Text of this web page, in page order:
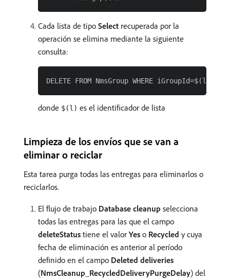
Cada lista de tipo Select recuperada por la
operación se elimina mediante la siguiente
consulta:
donde $(l) es el identificador de lista
Limpieza de los envíos que se van a
eliminar o reciclar
Esta tarea purga todas las entregas para eliminarlos o
reciclarlos.
El flujo de trabajo Database cleanup selecciona
todas las entregas para las que el campo
deleteStatus tiene el valor Yes o Recycled y cuya
fecha de eliminación es anterior al período
definido en el campo Deleted deliveries
(NmsCleanup_RecycledDeliveryPurgeDelay) del